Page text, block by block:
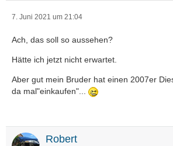
7. Juni 2021 um 21:04
Ach, das soll so aussehen?
Hätte ich jetzt nicht erwartet.
Aber gut mein Bruder hat einen 2007er
da mal"einkaufen"...
Robert